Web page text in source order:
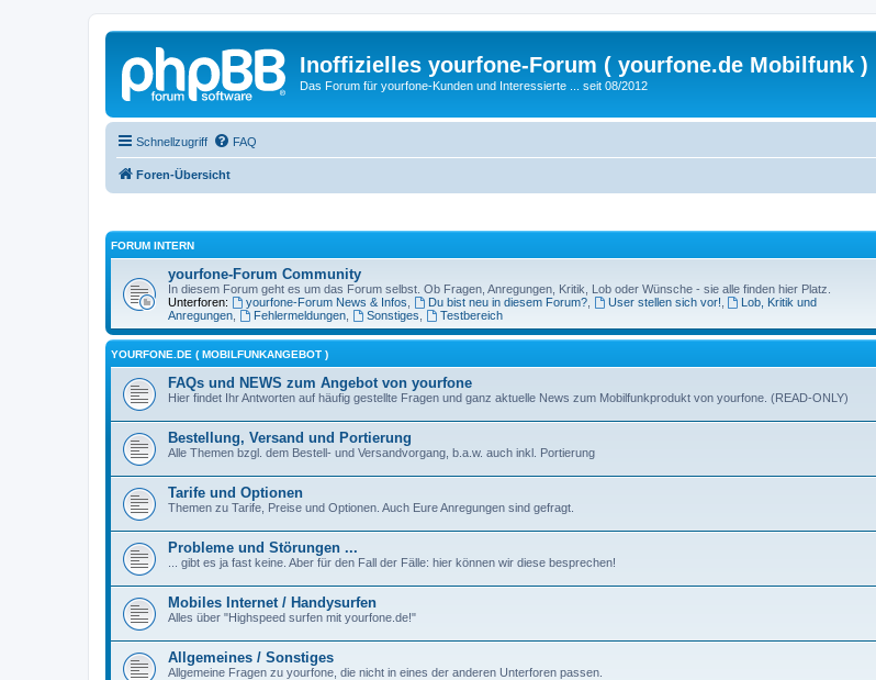
Inoffizielles yourfone-Forum ( yourfone.de Mobilfunk )
Das Forum für yourfone-Kunden und Interessierte ... seit 08/2012
Schnellzugriff FAQ
Foren-Übersicht
FORUM INTERN
yourfone-Forum Community
In diesem Forum geht es um das Forum selbst. Ob Fragen, Anregungen, Kritik, Lob oder Wünsche - sie alle finden hier Platz.
Unterforen:
yourfone-Forum News & Infos Du bist neu in diesem Forum?, User stellen sich vor!
Lob, Kritik und
Anregungen
Fehlermeldungen, Sonstiges Testbereich
YOURFONE.DE ( MOBILFUNKANGEBOT )
FAQs und NEWS zum Angebot von yourfone
Hier findet Ihr Antworten auf häufig gestellte Fragen und ganz aktuelle News zum Mobilfunkprodukt von yourfone. (READ-ONLY)
Bestellung, Versand und Portierung
Alle Themen bzgl. dem Bestell- und Versandvorgang, b.a.w. auch inkl. Portierung
Tarife und Optionen
Themen zu Tarife, Preise und Optionen. Auch Eure Anregungen sind gefragt.
Probleme und Störungen ...
... gibt es ja fast keine. Aber für den Fall der Fälle: hier können wir diese besprechen!
Mobiles Internet / Handysurfen
Alles über "Highspeed surfen mit yourfone.de!"
Allgemeines / Sonstiges
Allgemeine Fragen zu yourfone, die nicht in eines der anderen Unterforen passen.